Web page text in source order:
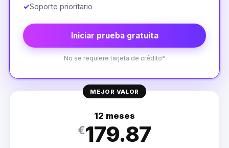
✓Soporte prioritario
Iniciar prueba gratuita
No se requiere tarjeta de crédito*
MEJOR VALOR
12 meses
€179.87